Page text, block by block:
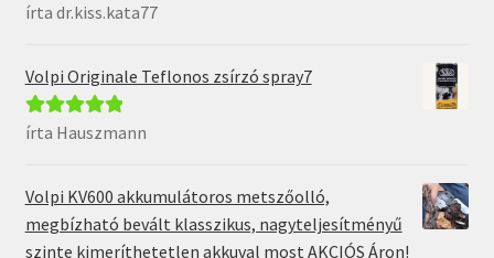
Értékelés:5 /
írta dr.kiss.kata77
Volpi Originale Teflonos zsírzó spray7
Értékelés:5/
írta Hauszmann
Volpi KV600 akkumulátoros metszőolló,
megbízható bevált klasszikus, nagyteljesítményű
szinte kimeríthetetlen akkuval most AKCIÓS Áron!